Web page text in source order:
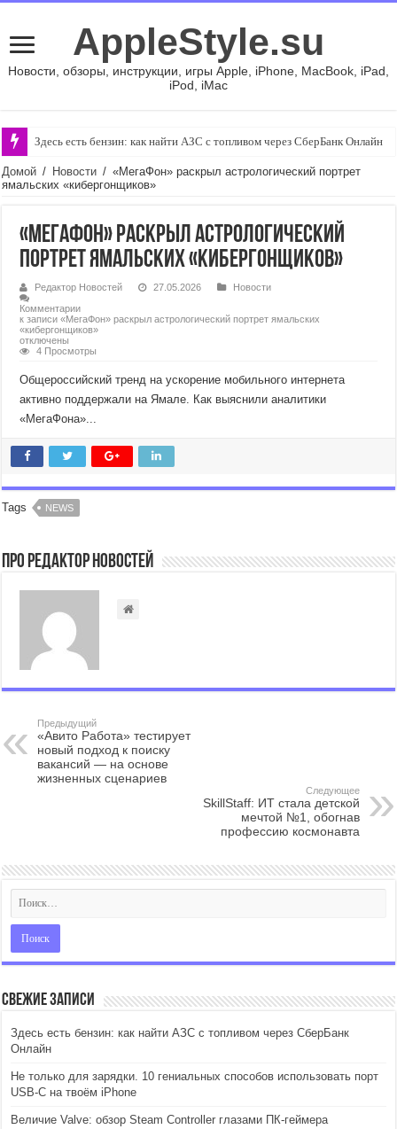
AppleStyle.su
Новости, обзоры, инструкции, игры Apple, iPhone, MacBook, iPad,
iPod, iMac
Здесь есть бензин: как найти АЗС с топливом через СберБанк Онлайн
Домой / Новости / «МегаФон» раскрыл астрологический портрет
ямальских «кибергонщиков»
«МегаФон» раскрыл астрологический
портрет ямальских «кибергонщиков»
Редактор Новостей 27.05.2026
Новости
Комментарии
к записи «МегаФон» раскрыл астрологический портрет ямальских
«кибергонщиков»
отключены
4 Просмотры
Общероссийский тренд на ускорение мобильного интернета
активно поддержали на Ямале. Как выяснили аналитики
«МегаФона»...
Tags NEWS
Про Редактор Новостей
Предыдущий
«Авито Работа» тестирует
новый подход к поиску
вакансий — на основе
жизненных сценариев
Следующее
SkillStaff: ИТ стала детской
мечтой №1, обогнав
профессию космонавта
Свежие записи
Здесь есть бензин: как найти АЗС с топливом через СберБанк
Онлайн
Не только для зарядки. 10 гениальных способов использовать порт
USB-C на твоём iPhone
Величие Valve: обзор Steam Controller глазами ПК-геймера